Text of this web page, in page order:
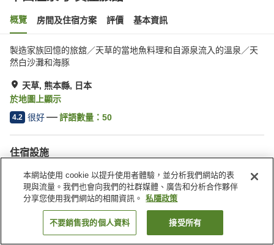
概覽 房間及住宿方案 評價 基本資訊
製造家族回憶的旅舘／天草的當地魚料理和自源泉流入的溫泉／天
然白沙灘和海豚
天草, 熊本縣, 日本
於地圖上顯示
4.2 很好 評語數量： 50
住宿設施
停車場
水療/美容院
宴會廳
露天浴池（溫泉）
找客房
本網站使用 cookie 以提升使用者體驗，並分析我們網站的表
現與流量。我們也會向我們的社群媒體、廣告和分析合作夥伴
分享您使用我們網站的相關資訊。
私隱政策
不要銷售我的個人資料 接受所有